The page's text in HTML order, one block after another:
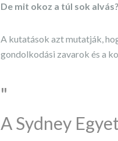
De mit okoz a túl sok alvás?
A kutatások azt mutatják,
gondolkodási zavarok és a
A Sydney